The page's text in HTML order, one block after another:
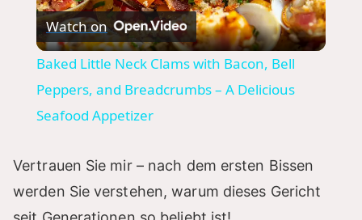
l
a
V
Watch on
Baked Little Neck Clams with Bacon, Bell
Peppers, and Breadcrumbs – A Delicious
Seafood Appetizer
Vertrauen Sie mir – nach dem ersten Bissen
werden Sie verstehen, warum dieses Gericht